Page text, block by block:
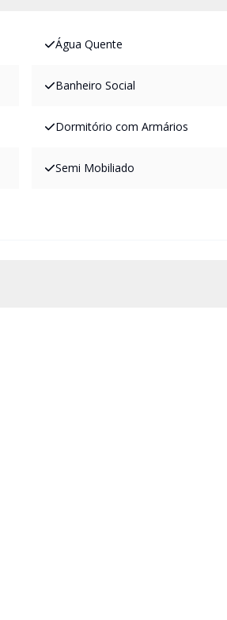
Água Quente
Banheiro Social
Dormitório com Armários
Semi Mobiliado